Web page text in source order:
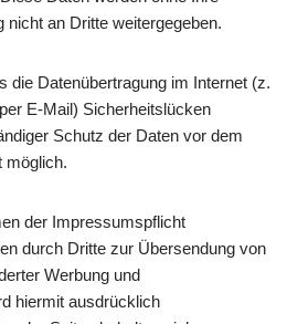
an Dritte weitergegeben.
die Datenübertragung im Internet (z.
E-Mail) Sicherheitslücken
Schutz der Daten vor dem
möglich.
der Impressumspflicht
durch Dritte zur Übersendung von
Werbung und
hiermit ausdrücklich